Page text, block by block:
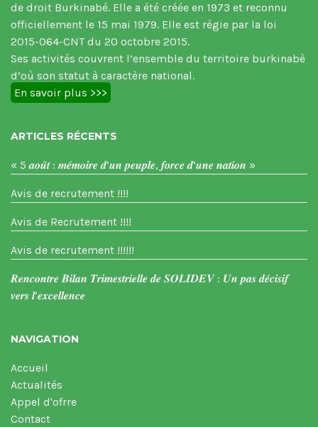
de droit Burkinabé. Elle a été créée en 1973 et reconnu
officiellement le 15 mai 1979. Elle est régie par la loi
2015-064-CNT du 20 octobre 2015.
Ses activités couvrent l’ensemble du territoire burkinabè
d’où son statut à caractère national.
En savoir plus >>>
ARTICLES RÉCENTS
« 5 𝒂𝒐𝒖̂𝒕 : 𝒎𝒆́𝒎𝒐𝒊𝒓𝒆 𝒅’𝒖𝒏 𝒑𝒆𝒖𝒑𝒍𝒆, 𝒇𝒐𝒓𝒄𝒆 𝒅’𝒖𝒏𝒆 𝒏𝒂𝒕𝒊𝒐𝒏 »
Avis de recrutement !!!!
Avis de Recrutement !!!!
Avis de recrutement !!!!!!
𝑹𝒆𝒏𝒄𝒐𝒏𝒕𝒓𝒆 𝑩𝒊𝒍𝒂𝒏 𝑻𝒓𝒊𝒎𝒆𝒔𝒕𝒓𝒊𝒆𝒍𝒍𝒆 𝒅𝒆 𝑺𝑶𝑳𝑰𝑫𝑬𝑽 : 𝑼𝒏 𝒑𝒂𝒔 𝒅𝒆́𝒄𝒊𝒔𝒊𝒇
𝒗𝒆𝒓𝒔 𝒍’𝒆𝒙𝒄𝒆𝒍𝒍𝒆𝒏𝒄𝒆
NAVIGATION
Accueil
Actualités
Appel d'ofrre
Contact